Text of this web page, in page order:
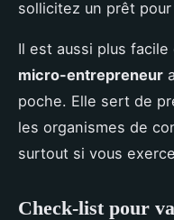
sollicitez un prêt
Il est aussi plus facile
micro-entrepreneur
poche. Elle sert de
les organismes de
surtout si vous
Check-list pour